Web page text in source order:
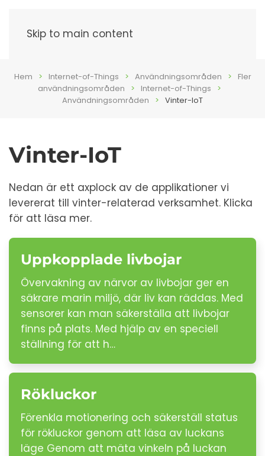
Skip to main content
Hem Internet-of-Things Användningsområden
Fler
användningsområden
Internet-of-Things
Användningsområden
Vinter-IoT
Vinter-IoT
Nedan är ett axplock av de applikationer vi
levererat till vinter-relaterad verksamhet. Klicka
för att läsa mer.
Uppkopplade livbojar
Övervakning av närvor av livbojar ger en
säkrare marin miljö, där liv kan räddas. Med
sensorer kan man säkerställa att livbojar
finns på plats. Med hjälp av en speciell
ställning för att h…
Rökluckor
Förenkla motionering och säkerställ status
för rökluckor genom att läsa av luckans
läge Genom att mäta vinkeln på luckan